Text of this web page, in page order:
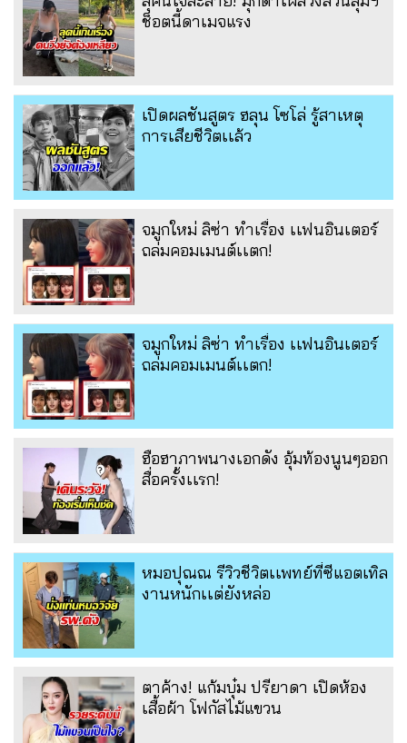
ช็อตนี้ดาเมจแรง
เปิดผลชันสูตร ฮลุน โซโล่ รู้สาเหตุ
การเสียชีวิตเเล้ว
จมูกใหม่ ลิซ่า ทำเรื่อง เเฟนอินเตอร์
ถล่มคอมเมนต์เเตก!
จมูกใหม่ ลิซ่า ทำเรื่อง เเฟนอินเตอร์
ถล่มคอมเมนต์เเตก!
ฮือฮาภาพนางเอกดัง อุ้มท้องนูนๆออก
สื่อครั้งเเรก!
หมอปุณณ รีวิวชีวิตเเพทย์ที่ซีแอตเทิล
งานหนักเเต่ยังหล่อ
ตาค้าง! แก้มบุ๋ม ปรียาดา เปิดห้อง
เสื้อผ้า โฟกัสไม้แขวน